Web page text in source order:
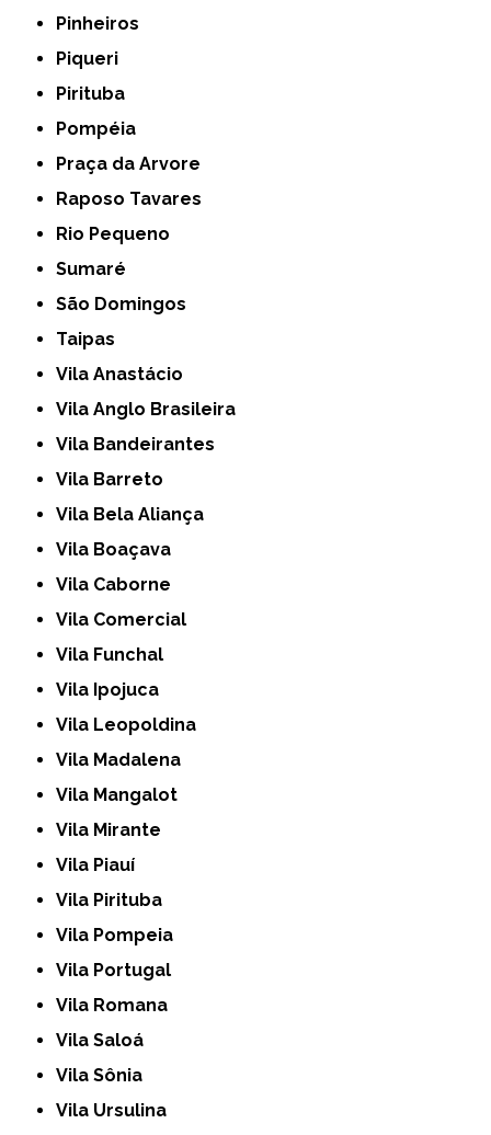
Pinheiros
Piqueri
Pirituba
Pompéia
Praça da Arvore
Raposo Tavares
Rio Pequeno
Sumaré
São Domingos
Taipas
Vila Anastácio
Vila Anglo Brasileira
Vila Bandeirantes
Vila Barreto
Vila Bela Aliança
Vila Boaçava
Vila Caborne
Vila Comercial
Vila Funchal
Vila Ipojuca
Vila Leopoldina
Vila Madalena
Vila Mangalot
Vila Mirante
Vila Piauí
Vila Pirituba
Vila Pompeia
Vila Portugal
Vila Romana
Vila Saloá
Vila Sônia
Vila Ursulina